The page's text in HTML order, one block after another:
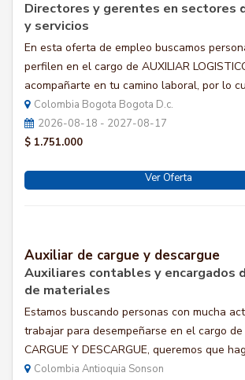
Directores y gerentes en sectores
y servicios
En esta oferta de empleo buscamos
perfilen en el cargo de AUXILIAR
acompañarte en tu camino laboral, por lo
Colombia Bogota Bogota D.c.
2026-08-18 - 2027-08-17
$ 1.751.000
Ver Oferta
Auxiliar de cargue y descargue
Auxiliares contables y encargados
de materiales
Estamos buscando personas con mucha
trabajar para desempeñarse en el cargo de
CARGUE Y DESCARGUE, queremos que
Colombia Antioquia Sonson